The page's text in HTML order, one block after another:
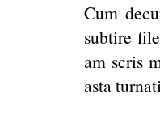
Cum
subtire
am scris
asta